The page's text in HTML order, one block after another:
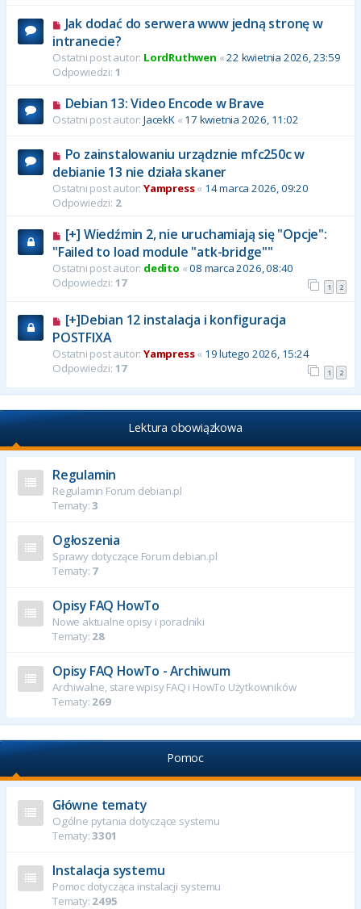
Jak dodać do serwera www jedną stronę w
intranecie?
Ostatni post autor: LordRuthwen «22 kwietnia 2026, 23:59
Odpowiedzi: 1
Debian 13: Video Encode w Brave
Ostatni post autor: JacekK« 17 kwietnia 2026, 11:02
Po zainstalowaniu urządznie mfc250c w
debianie 13 nie działa skaner
Ostatni post autor: Yampress« 14 marca 2026, 09:20
Odpowiedzi: 2
[+] Wiedźmin 2, nie uruchamiają się "Opcje":
"Failed to load module "atk-bridge""
Ostatni post autor: dedito «08 marca 2026, 08:40
Odpowiedzi: 17 1 2
[+]Debian 12 instalacja i konfiguracja
POSTFIXA
Ostatni post autor: Yampress« 19 lutego 2026, 15:24
Odpowiedzi: 17 1 2
Lektura obowiązkowa
Regulamin
Regulamin Forum debian.pl
Tematy:3
Ogłoszenia
Sprawy dotyczące Forum debian.pl
Tematy: 7
Opisy FAQ HowTo
Nowe aktualne opisy i poradniki
Tematy: 28
Opisy FAQ HowTo - Archiwum
Archiwalne, stare wpisy FAQ i HowTo Użytkowników
Tematy: 269
Pomoc
Główne tematy
Ogólne pytania dotyczące systemu
Tematy:3301
Instalacja systemu
Pomoc dotycząca instalacji systemu
Tematy: 2495